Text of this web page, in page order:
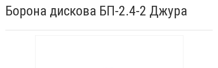
Борона дискова БП-2.4-2 Джура